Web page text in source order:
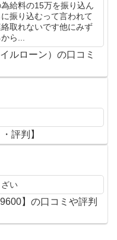
給料の15万を振り込ん
振り込むって言われて
取れないです他にみず
ら...
ルローン）の口コミ
評判】
い
】の口コミや評判